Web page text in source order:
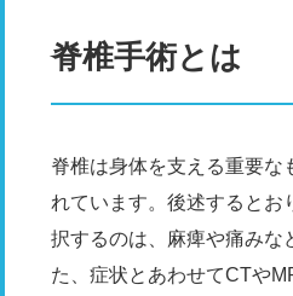
脊椎手術とは
脊椎は身体を支える重要
れています。後述するとお
択するのは、麻痺や痛みな
た、症状とあわせてCTや